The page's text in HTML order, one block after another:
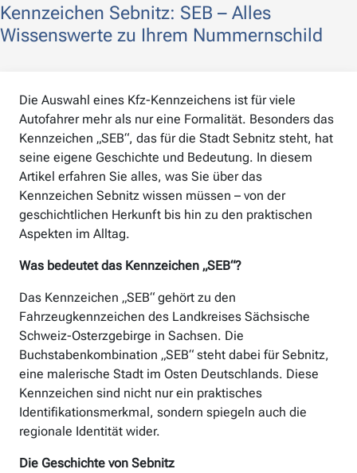
Kennzeichen Sebnitz: SEB – Alles
Wissenswerte zu Ihrem Nummernschild
Die Auswahl eines Kfz-Kennzeichens ist für viele
Autofahrer mehr als nur eine Formalität. Besonders das
Kennzeichen „SEB“, das für die Stadt Sebnitz steht, hat
seine eigene Geschichte und Bedeutung. In diesem
Artikel erfahren Sie alles, was Sie über das
Kennzeichen Sebnitz wissen müssen – von der
geschichtlichen Herkunft bis hin zu den praktischen
Aspekten im Alltag.
Was bedeutet das Kennzeichen „SEB“?
Das Kennzeichen „SEB“ gehört zu den
Fahrzeugkennzeichen des Landkreises Sächsische
Schweiz-Osterzgebirge in Sachsen. Die
Buchstabenkombination „SEB“ steht dabei für Sebnitz,
eine malerische Stadt im Osten Deutschlands. Diese
Kennzeichen sind nicht nur ein praktisches
Identifikationsmerkmal, sondern spiegeln auch die
regionale Identität wider.
Die Geschichte von Sebnitz